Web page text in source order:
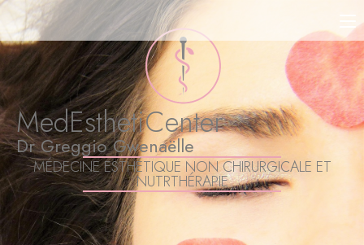
MedEsthetiCenter
Dr Greggio Gwenaëlle
MÉDECINE ESTHÉTIQUE NON CHIRURGICALE ET
NUTRTHÉRAPIE